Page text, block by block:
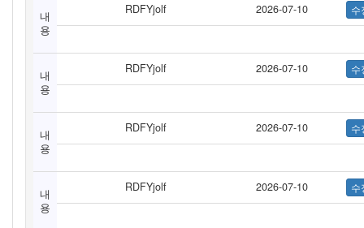
내
용
RDFYjolf 2026-07-10
내
용
RDFYjolf 2026-07-10
내
용
RDFYjolf 2026-07-10
내
용
RDFYjolf 2026-07-10